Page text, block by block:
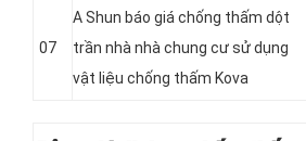
07
A Shun báo giá chống thấm dột
trần nhà nhà chung cư sử dụng
vật liệu chống thấm Kova